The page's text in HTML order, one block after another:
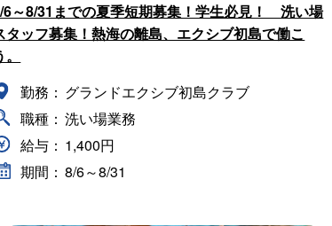
6～8/31までの夏季短期募集！学生必見！ 洗い場
タッフ募集！熱海の離島、エクシブ初島で働こ
勤務： グランドエクシブ初島クラブ
職種： 洗い場業務
給与： 1,400円
期間： 8/6～8/31